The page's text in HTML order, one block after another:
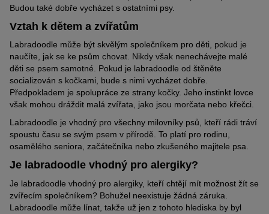
Budou také dobře vycházet s ostatními psy.
Vztah k dětem a zvířatům
Labradoodle může být skvělým společníkem pro děti, pokud je
naučíte, jak se ke psům chovat. Nikdy však nenechávejte malé
děti se psem samotné. Pokud je labradoodle od štěněte
socializován s kočkami, bude s nimi vycházet dobře.
Předpokladem je spolupráce ze strany kočky. Jeho instinkt lovce
však mohou dráždit malá zvířata, jako jsou morčata nebo křečci.
Labradoodle je vhodný pro všechny milovníky psů, kteří rádi tráví
spoustu času se svým psem v přírodě. To platí pro rodinu,
osamělého seniora, začátečníka nebo zkušeného majitele psa.
Je labradoodle vhodný pro alergiky?
Je labradoodle vhodný pro alergiky, kteří chtějí mít možnost žít se
zvířecím společníkem? Bohužel neexistuje žádná záruka.
Labradoodle může línat, takže už jen z tohoto hlediska by byl